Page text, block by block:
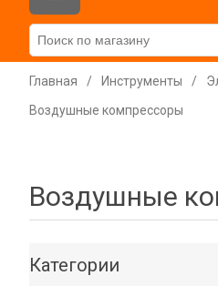
Главная / Инструменты /
Воздушные компрессоры
Воздушные
Категории